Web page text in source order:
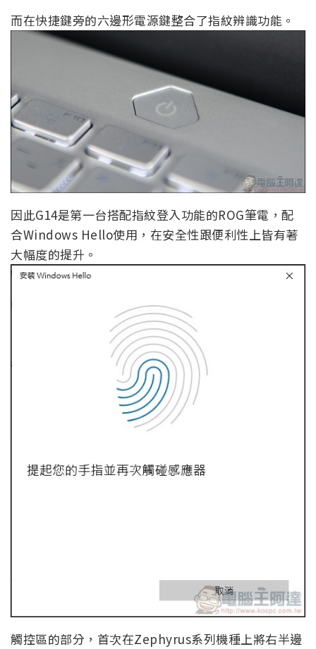
而在快捷鍵旁的六邊形電源鍵整合了指紋辨識功能。
因此G14是第一台搭配指紋登入功能的ROG筆電，配
合Windows Hello使用，在安全性跟便利性上皆有著
大幅度的提升。
觸控區的部分，首次在Zephyrus系列機種上將右半邊